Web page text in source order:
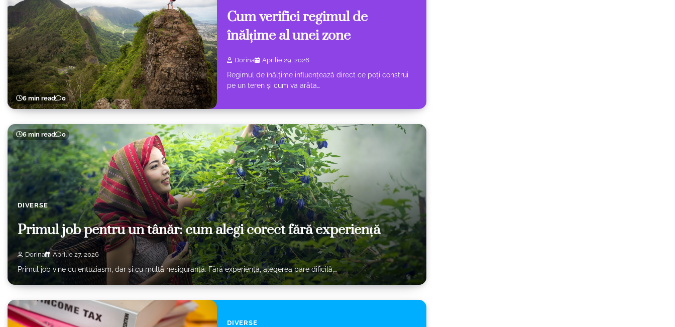
6 min read 0
Cum verifici regimul de
înălțime al unei zone
Dorina Aprilie 29, 2026
Regimul de înălțime influențează direct ce poți construi
pe un teren și cum va arăta…
6 min read 0
DIVERSE
Primul job pentru un tânăr: cum alegi corect fără experiență
Dorina Aprilie 27, 2026
Primul job vine cu entuziasm, dar și cu multă nesiguranță. Fără experiență, alegerea pare dificilă,…
DIVERSE